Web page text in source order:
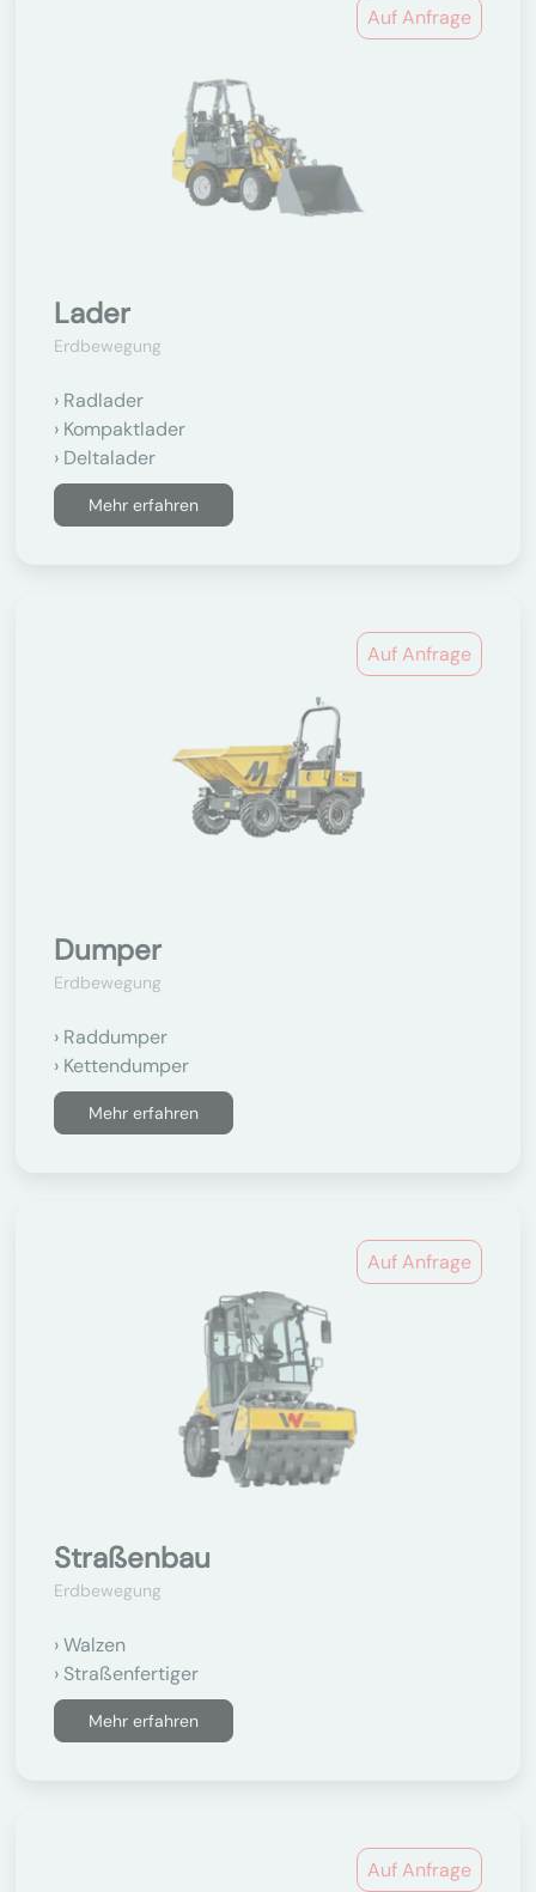
Auf Anfrage
Lader
Erdbewegung
Radlader
Kompaktlader
Deltalader
Mehr erfahren
Auf Anfrage
Dumper
Erdbewegung
Raddumper
Kettendumper
Mehr erfahren
Auf Anfrage
Straßenbau
Erdbewegung
Walzen
Straßenfertiger
Mehr erfahren
Auf Anfrage